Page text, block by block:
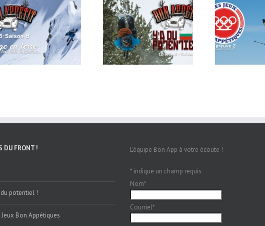
EP4S8 – Y’a du potentiel !
EP3S8 – Les Jeux Bon
Appétiques
DU FRONT !
du potentiel !
Jeux Bon Appétiques
L'équipe Bon App à votre écoute !
* indique un champ requis
Nom*
Courriel*